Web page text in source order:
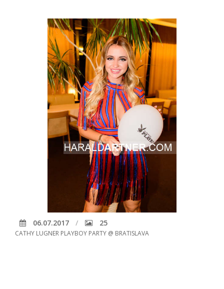
06.07.2017 25
CATHY LUGNER PLAYBOY PARTY @ BRATISLAVA